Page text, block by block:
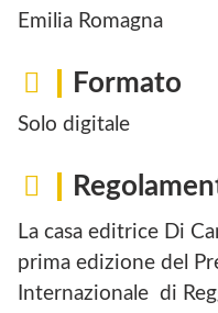
Emilia Romagna
Formato
Solo digitale
La casa editrice Di
prima edizione del
Internazionale di